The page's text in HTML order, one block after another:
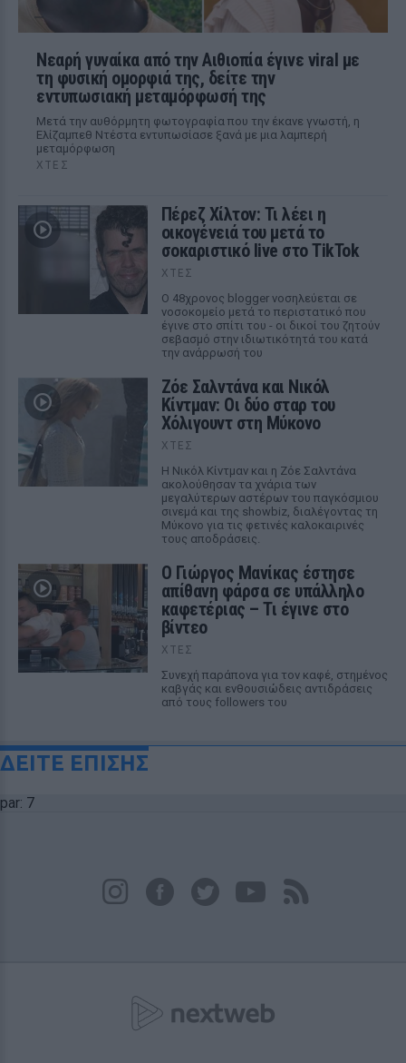
Νεαρή γυναίκα από την Αιθιοπία έγινε viral με
τη φυσική ομορφιά της, δείτε την
εντυπωσιακή μεταμόρφωσή της
Μετά την αυθόρμητη φωτογραφία που την έκανε γνωστή, η
Ελίζαμπεθ Ντέστα εντυπωσίασε ξανά με μια λαμπερή
μεταμόρφωση
ΧΤΕΣ
Πέρεζ Χίλτον: Τι λέει η
οικογένειά του μετά το
σοκαριστικό live στο TikTok
ΧΤΕΣ
Ο 48χρονος blogger νοσηλεύεται σε
νοσοκομείο μετά το περιστατικό που
έγινε στο σπίτι του - οι δικοί του ζητούν
σεβασμό στην ιδιωτικότητά του κατά
την ανάρρωσή του
Ζόε Σαλντάνα και Νικόλ
Κίντμαν: Οι δύο σταρ του
Χόλιγουντ στη Μύκονο
ΧΤΕΣ
Η Νικόλ Κίντμαν και η Ζόε Σαλντάνα
ακολούθησαν τα χνάρια των
μεγαλύτερων αστέρων του παγκόσμιου
σινεμά και της showbiz, διαλέγοντας τη
Μύκονο για τις φετινές καλοκαιρινές
τους αποδράσεις.
Ο Γιώργος Μανίκας έστησε
απίθανη φάρσα σε υπάλληλο
καφετέριας – Τι έγινε στο
βίντεο
ΧΤΕΣ
Συνεχή παράπονα για τον καφέ, στημένος
καβγάς και ενθουσιώδεις αντιδράσεις
από τους followers του
ΔΕΙΤΕ ΕΠΙΣΗΣ
par: 7